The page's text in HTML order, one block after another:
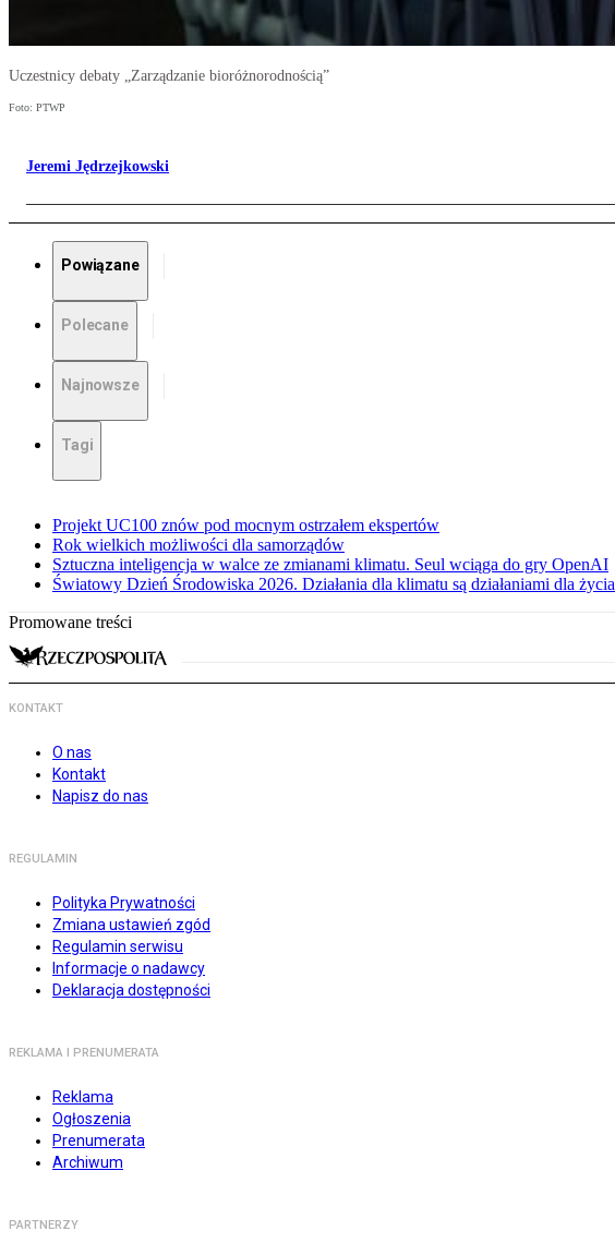
Uczestnicy debaty „Zarządzanie bioróżnorodnością”
Foto: PTWP
Jeremi Jędrzejkowski
Powiązane
Polecane
Najnowsze
Tagi
Projekt UC100 znów pod mocnym ostrzałem ekspertów
Rok wielkich możliwości dla samorządów
Sztuczna inteligencja w walce ze zmianami klimatu. Seul wciąga do gry OpenAI
Światowy Dzień Środowiska 2026. Działania dla klimatu są działaniami dla życia
Promowane treści
KONTAKT
O nas
Kontakt
Napisz do nas
REGULAMIN
Polityka Prywatności
Zmiana ustawień zgód
Regulamin serwisu
Informacje o nadawcy
Deklaracja dostępności
REKLAMA I PRENUMERATA
Reklama
Ogłoszenia
Prenumerata
Archiwum
PARTNERZY